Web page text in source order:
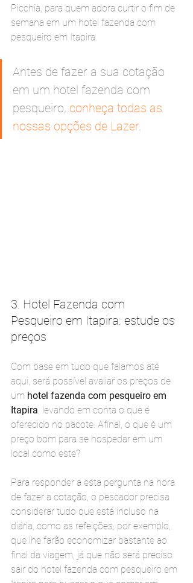
Picchia, para quem adora curtir o fim de
semana em um hotel fazenda com
pesqueiro em Itapira.
Antes de fazer a sua cotação
em um hotel fazenda com
pesqueiro, conheça todas as
nossas opções de Lazer.
3. Hotel Fazenda com
Pesqueiro em Itapira: estude os
preços
Com base em tudo que falamos até
aqui, será possível avaliar os preços de
um hotel fazenda com pesqueiro em
Itapira, levando em conta o que é
oferecido no pacote. Afinal, o que é um
preço bom para se hospedar em um
local como este?
Para responder a esta pergunta na hora
de fazer a cotação, o pescador precisa
considerar tudo que está incluso na
diária, como as refeições, por exemplo,
que lhe farão economizar bastante ao
final da viagem, já que não será preciso
sair do hotel fazenda com pesqueiro em